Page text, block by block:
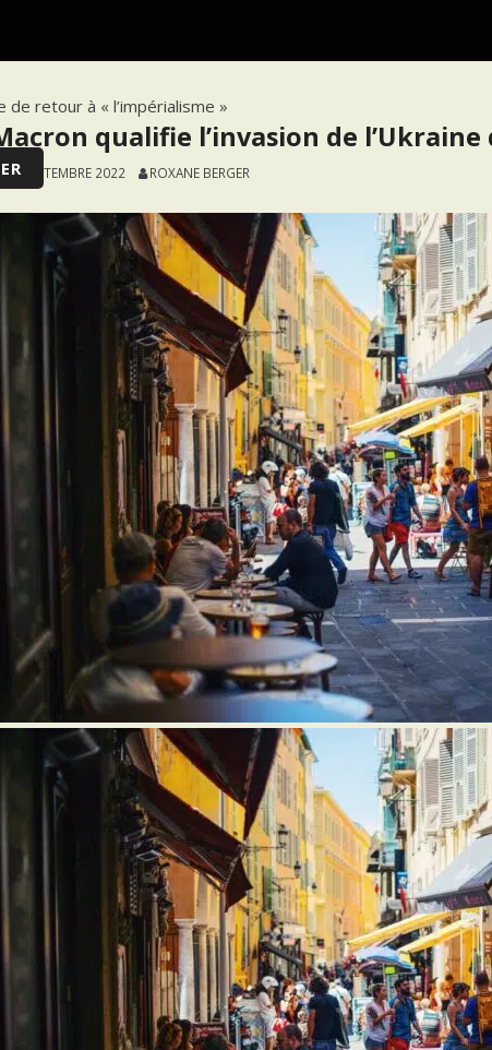
de retour à « l’impérialisme »
qualifie l’invasion de
20 SEPTEMBRE 2022 ROXANE BERGER